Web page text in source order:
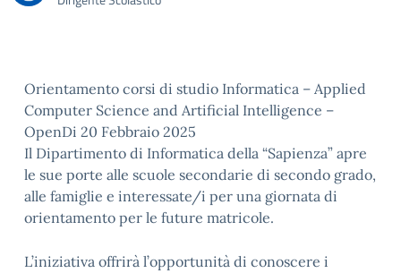
Orientamento corsi di studio Informatica – Applied
Computer Science and Artificial Intelligence –
OpenDi 20 Febbraio 2025
Il Dipartimento di Informatica della “Sapienza” apre
le sue porte alle scuole secondarie di secondo grado,
alle famiglie e interessate/i per una giornata di
orientamento per le future matricole.
L’iniziativa offrirà l’opportunità di conoscere i